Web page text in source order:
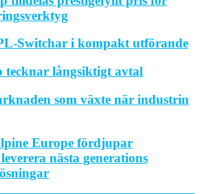
Switchar i kompakt utförande
tecknar långsiktigt avtal
som växte när industrin
Europe fördjupar
nästa generations